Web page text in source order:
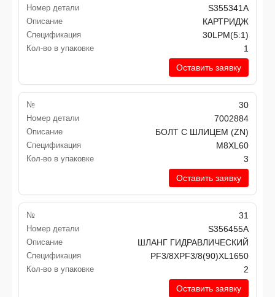
Номер детали S355341A
Описание КАРТРИДЖ
Спецификация 30LPM(5:1)
Кол-во в упаковке
1
Оставить заявку
№ 30
Номер детали 7002884
Описание БОЛТ С ШЛИЦЕМ (ZN)
Спецификация M8XL60
Кол-во в упаковке
3
Оставить заявку
№ 31
Номер детали S356455A
Описание ШЛАНГ ГИДРАВЛИЧЕСКИЙ
Спецификация PF3/8XPF3/8(90)XL1650
Кол-во в упаковке
2
Оставить заявку